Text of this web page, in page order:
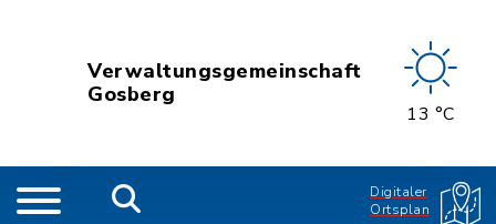
Verwaltungsgemeinschaft
Gosberg
13 °C
Digitaler
Ortsplan